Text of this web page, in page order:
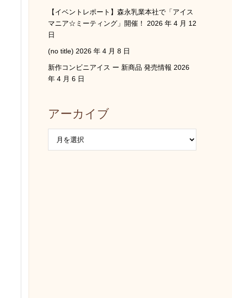
【イベントレポート】森永乳業本社で「アイス
マニア☆ミーティング」開催！
2026 年 4 月 12
日
(no title) 2026 年 4 月 8 日
新作コンビニアイス ー 新商品 発売情報 2026
年 4 月 6 日
アーカイブ